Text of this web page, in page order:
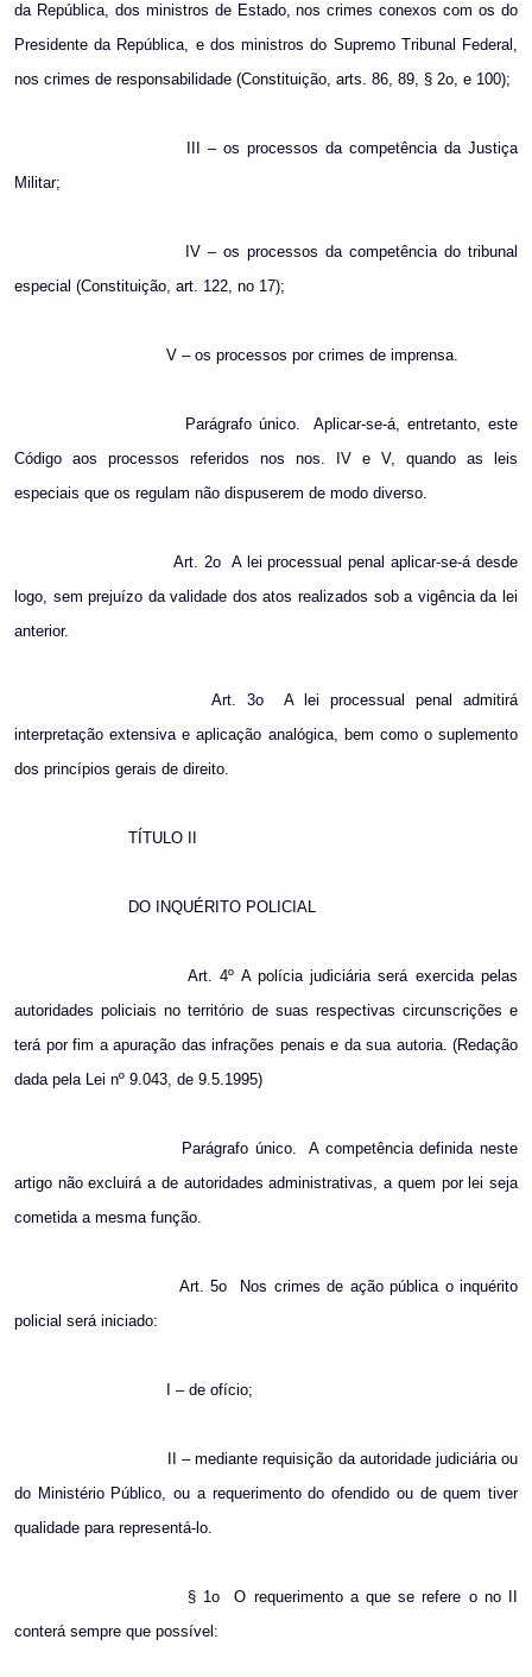
da República, dos ministros de Estado, nos crimes conexos com os do
Presidente da República, e dos ministros do Supremo Tribunal Federal,
nos crimes de responsabilidade (Constituição, arts. 86, 89, § 2o, e 100);
III – os processos da competência da Justiça
Militar;
IV – os processos da competência do tribunal
especial (Constituição, art. 122, no 17);
V – os processos por crimes de imprensa.
Parágrafo único.
Aplicar-se-á, entretanto, este
Código aos processos referidos nos nos. IV e V, quando as leis
especiais que os regulam não dispuserem de modo diverso.
Art. 2o
A lei processual penal aplicar-se-á desde
logo, sem prejuízo da validade dos atos realizados sob a vigência da lei
anterior.
Art. 3o
A lei processual penal admitirá
interpretação extensiva e aplicação analógica, bem como o suplemento
dos princípios gerais de direito.
TÍTULO II
DO INQUÉRITO POLICIAL
Art. 4º A polícia judiciária será exercida pelas
autoridades policiais no território de suas respectivas circunscrições e
terá por fim a apuração das infrações penais e da sua autoria. (Redação
dada pela Lei nº 9.043, de 9.5.1995)
Parágrafo único.
A competência definida neste
artigo não excluirá a de autoridades administrativas, a quem por lei seja
cometida a mesma função.
Art. 5o
Nos crimes de ação pública o inquérito
policial será iniciado:
I – de ofício;
II – mediante requisição da autoridade judiciária ou
do Ministério Público, ou a requerimento do ofendido ou de quem tiver
qualidade para representá-lo.
§ 1o
O requerimento a que se refere o no II
conterá sempre que possível: